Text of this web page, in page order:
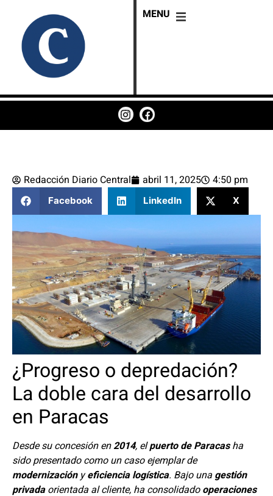
MENU
Redacción Diario Central abril 11, 2025 4:50 pm
Facebook LinkedIn X
¿Progreso o depredación?
La doble cara del desarrollo
en Paracas
Desde su concesión en2014, elpuerto de Paracasha
sido presentado como un caso ejemplar de
modernizaciónyeficiencia logística. Bajo unagestión
privadaorientada al cliente, ha consolidadooperaciones